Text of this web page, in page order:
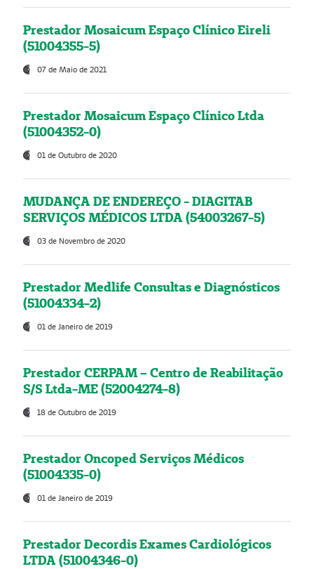
Prestador Mosaicum Espaço Clínico Eireli
(51004355-5)
07 de Maio de 2021
Prestador Mosaicum Espaço Clínico Ltda
(51004352-0)
01 de Outubro de 2020
MUDANÇA DE ENDEREÇO - DIAGITAB
SERVIÇOS MÉDICOS LTDA (54003267-5)
03 de Novembro de 2020
Prestador Medlife Consultas e Diagnósticos
(51004334-2)
01 de Janeiro de 2019
Prestador CERPAM – Centro de Reabilitação
S/S Ltda-ME (52004274-8)
18 de Outubro de 2019
Prestador Oncoped Serviços Médicos
(51004335-0)
01 de Janeiro de 2019
Prestador Decordis Exames Cardiológicos
LTDA (51004346-0)